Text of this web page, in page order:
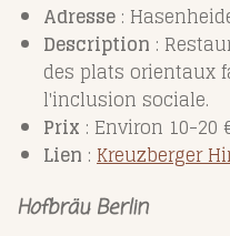
Adresse :
Description :
des plats orientaux
l'inclusion sociale.
Prix : Environ 10-20
Lien : Kreuzberger
Hofbräu Berlin